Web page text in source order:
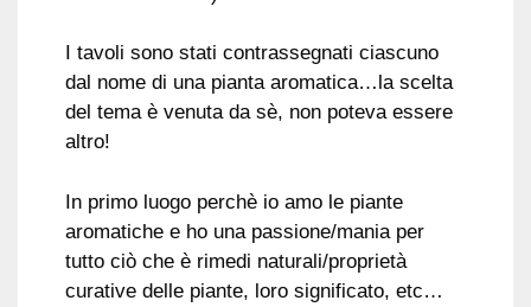
I tavoli sono stati contrassegnati ciascuno
dal nome di una pianta aromatica…la scelta
del tema è venuta da sè, non poteva essere
altro!
In primo luogo perchè io amo le piante
aromatiche e ho una passione/mania per
tutto ciò che è rimedi naturali/proprietà
curative delle piante, loro significato, etc…